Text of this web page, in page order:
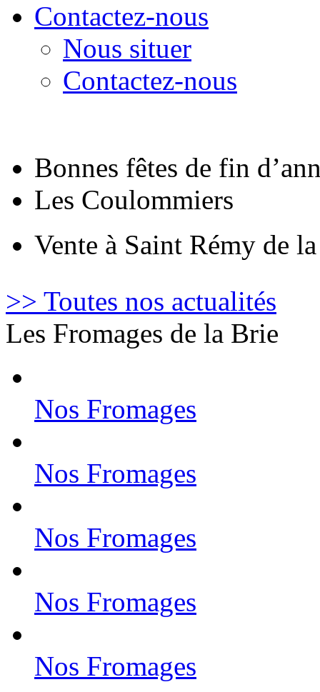
Contactez-nous
Nous situer
Contactez-nous
Bonnes fêtes de fin
Les Coulommiers
Vente à Saint Rémy de
>> Toutes nos actualités
Les Fromages de la Brie
Nos Fromages
Nos Fromages
Nos Fromages
Nos Fromages
Nos Fromages